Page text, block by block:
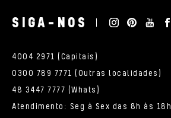
SIGA-NOS
4004 2971 (Capitais)
0300 789 7771 (Outras localidades)
48 3447 7777 (Whats)
Atendimento: Seg à Sex das 8h às 18h